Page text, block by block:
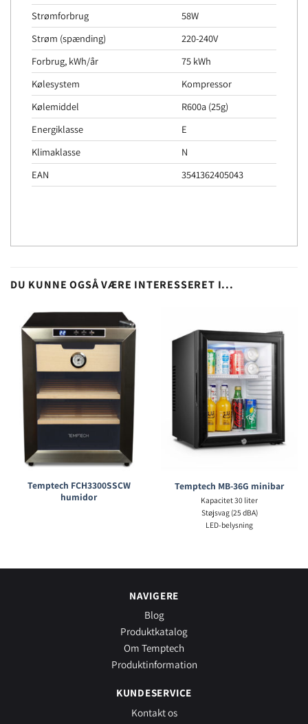
Strømforbrug
58W
Strøm (spænding)
220-240V
Forbrug, kWh/år
75 kWh
Kølesystem
Kompressor
Kølemiddel
R600a (25g)
Energiklasse
E
Klimaklasse
N
EAN
3541362405043
DU KUNNE OGSÅ VÆRE INTERESSERET I...
Temptech FCH3300SSCW
humidor
Temptech MB-36G minibar
Kapacitet 30 liter
Støjsvag (25 dBA)
LED-belysning
NAVIGERE
Blog
Produktkatalog
Om Temptech
Produktinformation
KUNDESERVICE
Kontakt os